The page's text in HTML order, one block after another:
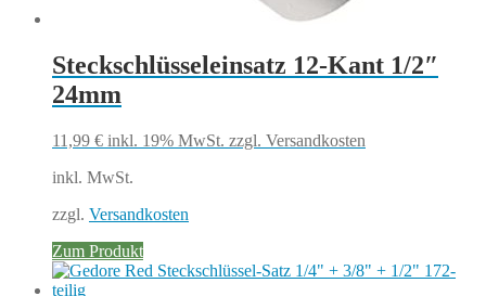
Steckschlüsseleinsatz 12-Kant 1/2″
24mm
11,99 € inkl. 19% MwSt. zzgl. Versandkosten
inkl. MwSt.
zzgl. Versandkosten
Zum Produkt